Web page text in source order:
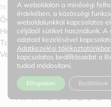
textúrájú, amely könnyen
Összetevők / Jellemzők
Használat
További információk
Vélemények0
A weboldalon a minőségi
érdekében, a közösségi
weboldalunkkal kapcsolatos
céljából sütiket használunk.
adataid kezelésével
Adatkezelési tájékoztatónkban
kapcsolatos beállításaidat a
tudod módosítani.
Elfogadom Beállítások